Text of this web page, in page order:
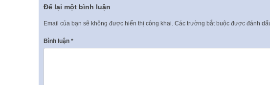
Để lại một bình luận
Email của bạn sẽ không được hiển thị công khai. Các trường bắt buộc được đánh
Bình luận *